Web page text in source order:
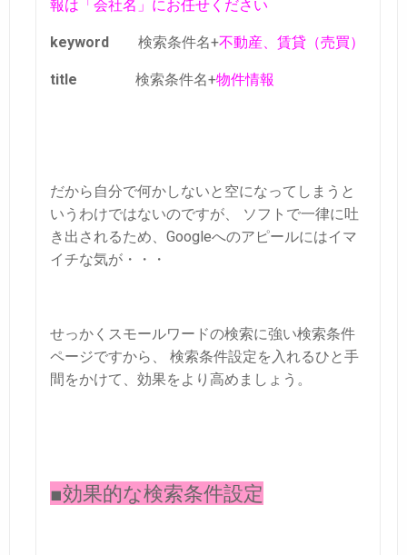
報は「会社名」にお任せください
keyword 検索条件名+不動産、賃貸（売買）
title 検索条件名+物件情報
だから自分で何かしないと空になってしまうと
いうわけではないのですが、
ソフトで一律に吐
き出されるため、Googleへのアピールにはイマ
イチな気が・・・
せっかくスモールワードの検索に強い検索条件
ページですから、
検索条件設定を入れるひと手
間をかけて、効果をより高めましょう。
■効果的な検索条件設定